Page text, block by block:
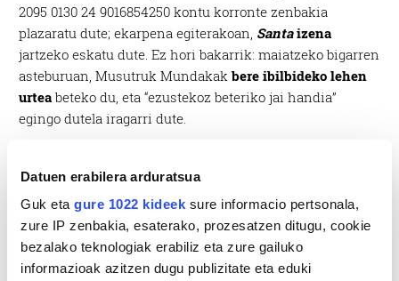
Datuen erabilera arduratsua
Guk eta gure 1022 kideek sure informacio pertsonala,
zure IP zenbakia, esaterako, prozesatzen ditugu, cookie
bezalako teknologiak erabiliz eta zure gailuko
informazioak azitzen dugu publizitate eta eduki
2095 0130 24 9016854250 kontu korronte zenbakia
plazaratu dute; ekarpena egiterakoan, Santaizena
jartzeko eskatu dute. Ez hori bakarrik: maiatzeko bigarren
asteburuan, Musutruk Mundakakbere ibilbideko lehen
urtea beteko du, eta “ezustekoz beteriko jai handia”
egingo dutela iragarri dute.